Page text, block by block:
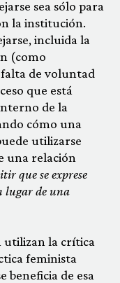
sea sólo para
la institución.
incluida la
(como
de voluntad
que está
de la
cómo una
utilizarse
una relación
que se exprese
lugar de una
utilizan la crítica
feminista
beneficia de esa